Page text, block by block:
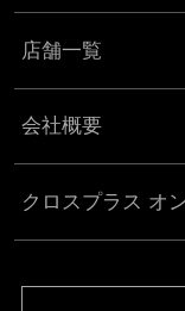
店舗一覧
会社概要
クロスプラス オ